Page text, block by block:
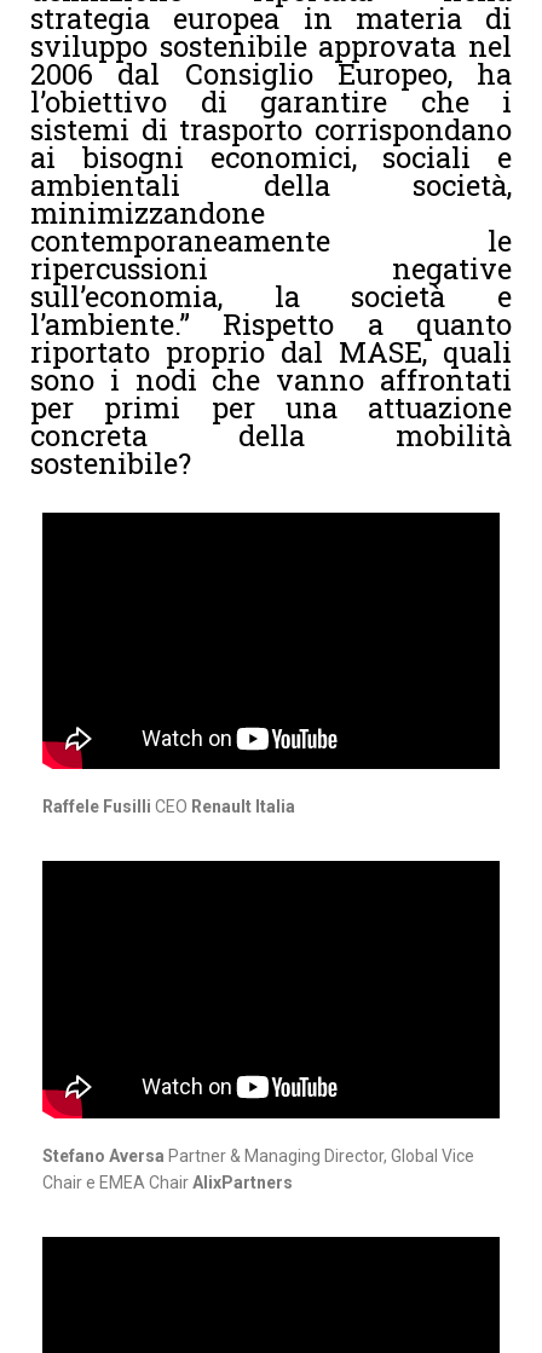
strategia europea in materia di
sviluppo sostenibile approvata nel
2006 dal Consiglio Europeo, ha
l’obiettivo di garantire che i
sistemi di trasporto corrispondano
ai bisogni economici, sociali e
ambientali della società,
minimizzandone
contemporaneamente le
ripercussioni negative
sull’economia, la società e
l’ambiente.” Rispetto a quanto
riportato proprio dal MASE, quali
sono i nodi che vanno affrontati
per primi per una attuazione
concreta della mobilità
sostenibile?
Raffele Fusilli CEO Renault Italia
Stefano Aversa Partner & Managing Director, Global Vice
Chair e EMEA ChairAlixPartners